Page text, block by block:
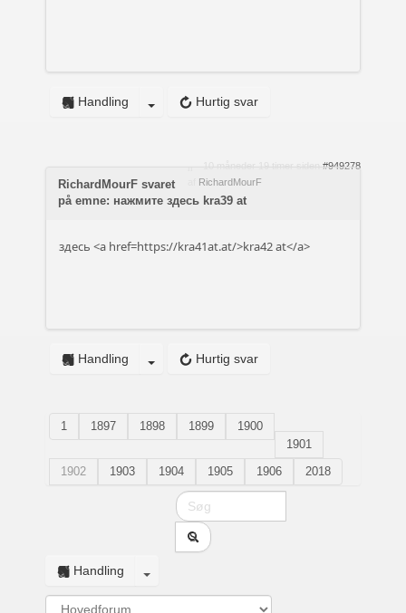
Hurtig svar
Handling
#949278
RichardMourF
RichardMourF svaret
på emne: нажмите здесь kra39 at
здесь <a href=https://kra41at.at/>kra42 at</a>
Hurtig svar
Handling
1 1897 1898 1899
1900
1901
1902
1903 1904 1905 1906 2018
Handling